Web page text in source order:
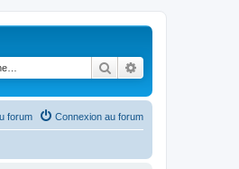
Rechercher
Connexion au forum
forum